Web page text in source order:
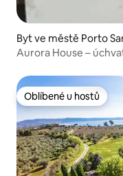
Byt ve městě Porto
Aurora House –
Oblíbené u hostů
Oblíbené u hostů